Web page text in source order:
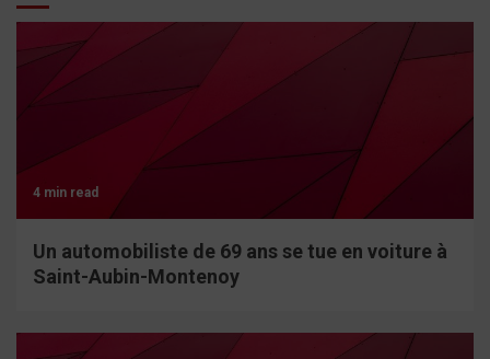
4 min read
Un automobiliste de 69 ans se tue en voiture à
Saint-Aubin-Montenoy